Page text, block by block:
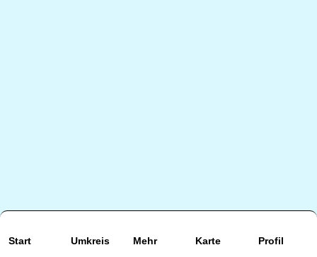
Start Umkreis Mehr Karte Profil